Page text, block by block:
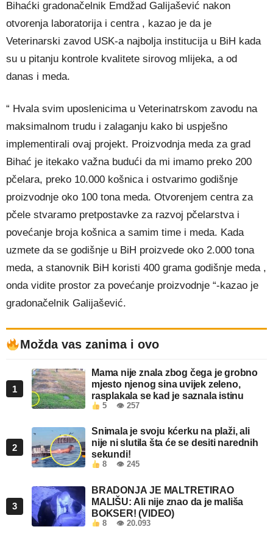
Bihaćki gradonačelnik Emdžad Galijašević nakon
otvorenja laboratorija i centra , kazao je da je
Veterinarski zavod USK-a najbolja institucija u BiH kada
su u pitanju kontrole kvalitete sirovog mlijeka, a od
danas i meda.
“ Hvala svim uposlenicima u Veterinatrskom zavodu na
maksimalnom trudu i zalaganju kako bi uspješno
implementirali ovaj projekt. Proizvodnja meda za grad
Bihać je itekako važna budući da mi imamo preko 200
pčelara, preko 10.000 košnica i ostvarimo godišnje
proizvodnje oko 100 tona meda. Otvorenjem centra za
pčele stvaramo pretpostavke za razvoj pčelarstva i
povećanje broja košnica a samim time i meda. Kada
uzmete da se godišnje u BiH proizvede oko 2.000 tona
meda, a stanovnik BiH koristi 400 grama godišnje meda ,
onda vidite prostor za povećanje proizvodnje “-kazao je
gradonačelnik Galijašević.
Možda vas zanima i ovo
1
Mama nije znala zbog čega je grobno
mjesto njenog sina uvijek zeleno,
rasplakala se kad je saznala istinu
5 👁 257
2
Snimala je svoju kćerku na plaži, ali
nije ni slutila šta će se desiti narednih
sekundi!
8 👁 245
3
BRADONJA JE MALTRETIRAO
MALIŠU: Ali nije znao da je mališa
BOKSER! (VIDEO)
8 👁 20.093